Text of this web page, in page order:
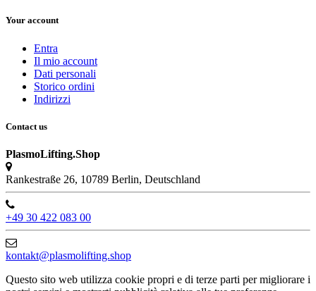
Your account
Entra
Il mio account
Dati personali
Storico ordini
Indirizzi
Contact us
PlasmoLifting.Shop
Rankestraße 26, 10789 Berlin, Deutschland
+49 30 422 083 00
kontakt@plasmolifting.shop
Questo sito web utilizza cookie propri e di terze parti per migliorare i